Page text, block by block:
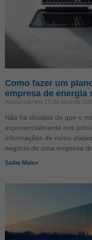
Como fazer um
empresa de energia
Atualizado em 13 de abril de
Não há dúvidas de que o
exponencialmente nos
informações de como
negócio de uma empresa
Saiba Mais»